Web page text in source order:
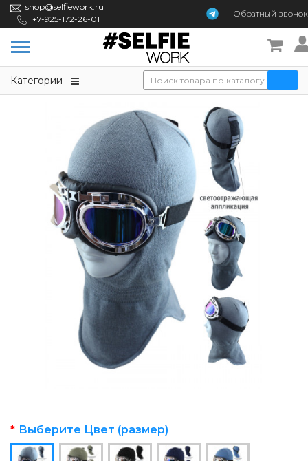
shop@selfiework.ru
+7-925-172-26-01
Обратный звонок
Категории
Выберите Цвет (размер)